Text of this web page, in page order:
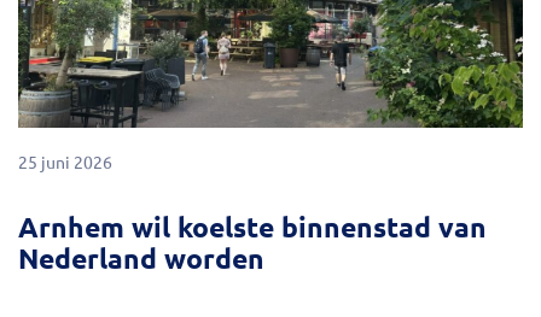
25 juni 2026
Arnhem wil koelste binnenstad van
Nederland worden